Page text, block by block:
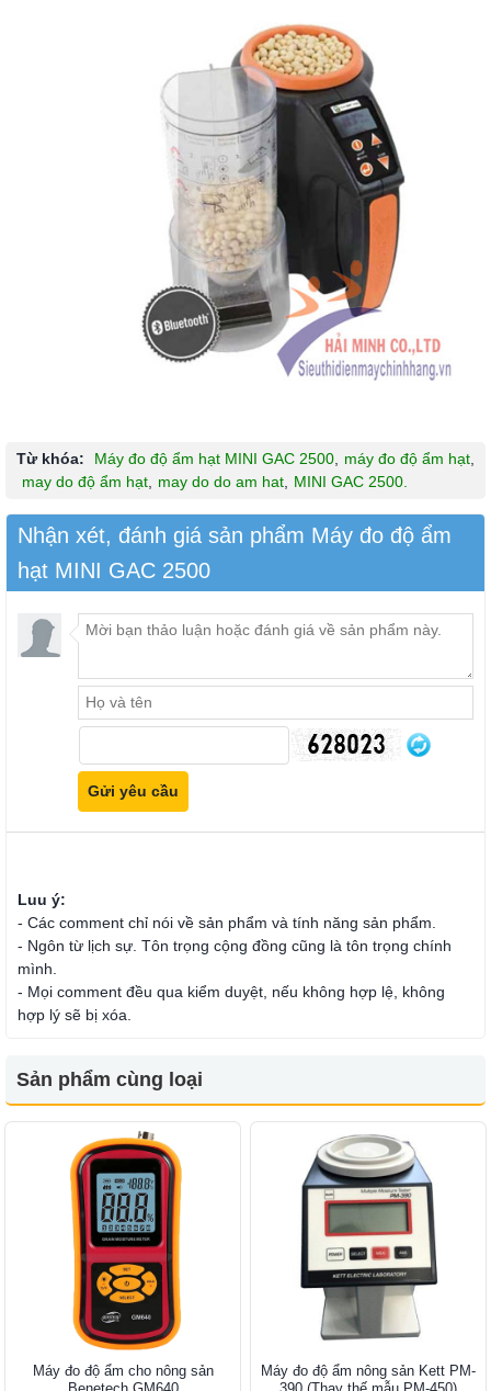
Từ khóa: Máy đo độ ẩm hạt MINI GAC 2500 máy đo độ ẩm hạt
may do độ ẩm hạt
may do do am hat MINI GAC 2500.
Nhận xét, đánh giá sản phẩm Máy đo độ ẩm
hạt MINI GAC 2500
Luu ý:
- Các comment chỉ nói về sản phẩm và tính năng sản phẩm.
- Ngôn từ lịch sự. Tôn trọng cộng đồng cũng là tôn trọng chính
mình.
- Mọi comment đều qua kiểm duyệt, nếu không hợp lệ, không
hợp lý sẽ bị xóa.
Sản phẩm cùng loại
Máy đo độ ẩm cho nông sản
Máy đo độ ẩm nông sản Kett PM-